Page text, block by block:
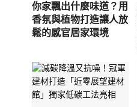
你家飄出什麼味道？用
香氛與植物打造讓人放
鬆的感官居家環境